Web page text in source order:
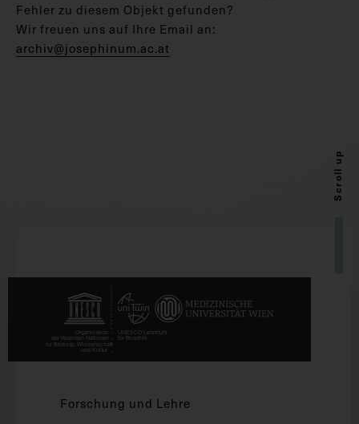
Fehler zu diesem Objekt gefunden?
Wir freuen uns auf Ihre Email an:
archiv@josephinum.ac.at
Scroll up
Forschung und Lehre